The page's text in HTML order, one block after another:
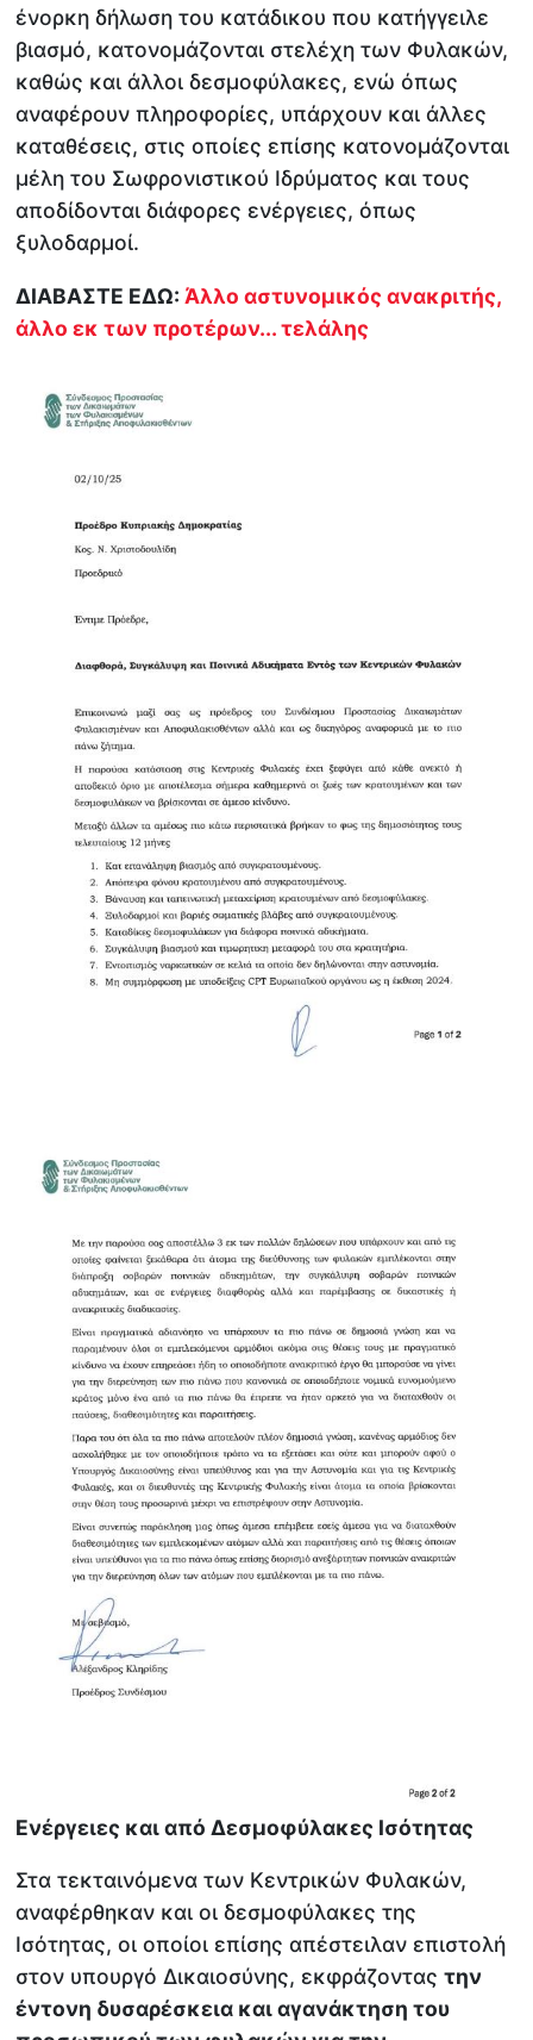
ένορκη δήλωση του κατάδικου που κατήγγειλε
βιασμό, κατονομάζονται στελέχη των Φυλακών,
καθώς και άλλοι δεσμοφύλακες, ενώ όπως
αναφέρουν πληροφορίες, υπάρχουν και άλλες
καταθέσεις, στις οποίες επίσης κατονομάζονται
μέλη του Σωφρονιστικού Ιδρύματος και τους
αποδίδονται διάφορες ενέργειες, όπως
ξυλοδαρμοί.
ΔΙΑΒΑΣΤΕ ΕΔΩ: Άλλο αστυνομικός ανακριτής,
άλλο εκ των προτέρων... τελάλης
Ενέργειες και από Δεσμοφύλακες Ισότητας
Στα τεκταινόμενα των Κεντρικών Φυλακών,
αναφέρθηκαν και οι δεσμοφύλακες της
Ισότητας, οι οποίοι επίσης απέστειλαν επιστολή
στον υπουργό Δικαιοσύνης, εκφράζονταςτην
έντονη δυσαρέσκεια και αγανάκτηση του